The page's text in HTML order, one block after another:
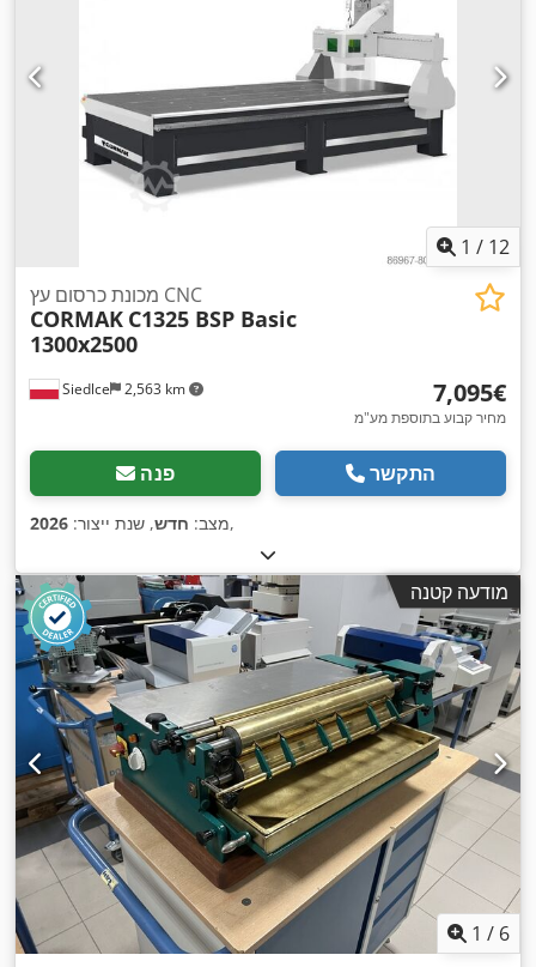
1 / 12
Siedlce 2,563 km
מכונת כרסום עץ CNC
CORMAK C1325 BSP Basic
1300x2500
‏7,095 ‏€
מחיר קבוע בתוספת מע"מ
פנה התקשר
מצב: חדש, שנת ייצור: 2026 ,
מודעה קטנה
1 / 6